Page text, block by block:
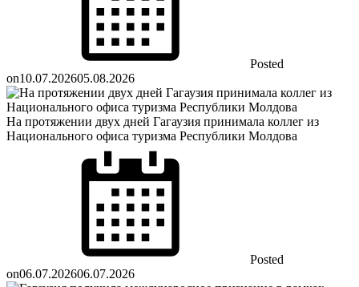
Posted
on10.07.202605.08.2026
На протяжении двух дней Гагаузия принимала коллег из
Национального офиса туризма Республики Молдова
Posted
on06.07.202606.07.2026